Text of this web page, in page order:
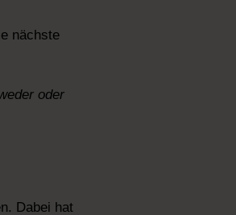
nächste
oder
Dabei hat